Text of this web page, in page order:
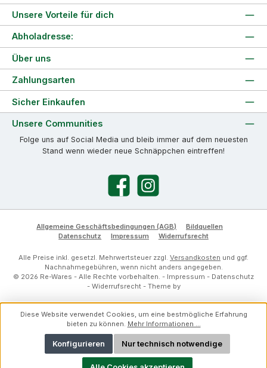
Unsere Vorteile für dich
Über uns
Zahlungsarten
Abholadresse:
Sicher Einkaufen
Unsere Communities
Folge uns auf Social Media und bleib immer auf dem neuesten
Stand wenn wieder neue Schnäppchen eintreffen!
FacebookInstagram
Allgemeine Geschäftsbedingungen (AGB)
Bildquellen
Datenschutz
Impressum Widerrufsrecht
Alle Preise inkl. gesetzl. Mehrwertsteuer zzgl. Versandkosten und ggf.
Nachnahmegebühren, wenn nicht anders angegeben.
© 2026 Re-Wares - Alle Rechte vorbehalten. - Impressum - Datenschutz
- Widerrufsrecht- Theme by
Diese Website verwendet Cookies, um eine bestmögliche Erfahrung
bieten zu können. Mehr Informationen ...
Nur technisch notwendige
Konfigurieren